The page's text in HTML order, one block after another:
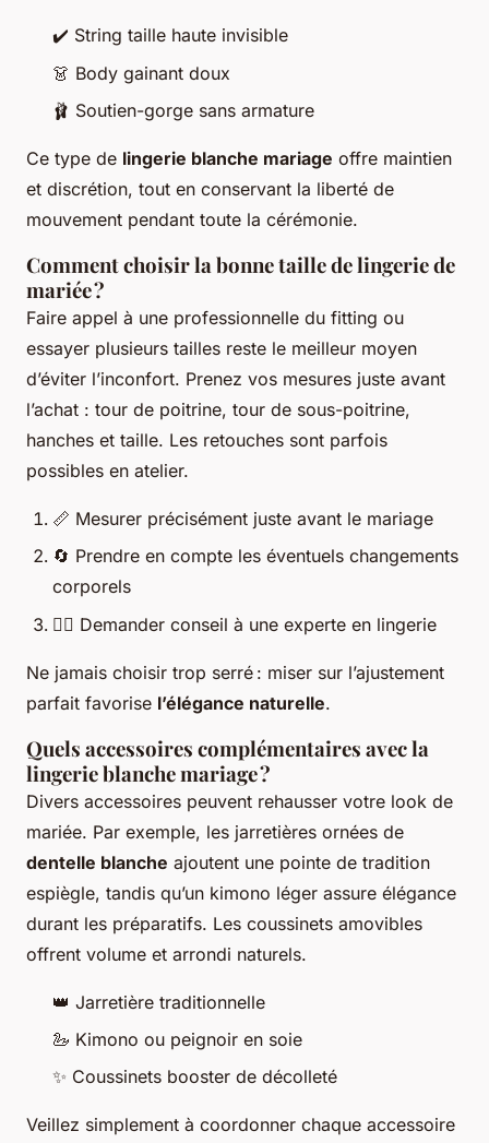
✔️ String taille haute invisible
👗 Body gainant doux
🩰 Soutien-gorge sans armature
Ce type de lingerie blanche mariage offre maintien
et discrétion, tout en conservant la liberté de
mouvement pendant toute la cérémonie.
Comment choisir la bonne taille de lingerie de
mariée ?
Faire appel à une professionnelle du fitting ou
essayer plusieurs tailles reste le meilleur moyen
d’éviter l’inconfort. Prenez vos mesures juste avant
l’achat : tour de poitrine, tour de sous-poitrine,
hanches et taille. Les retouches sont parfois
possibles en atelier.
📏 Mesurer précisément juste avant le mariage
🔄 Prendre en compte les éventuels changements
corporels
🙋‍♀️ Demander conseil à une experte en lingerie
Ne jamais choisir trop serré : miser sur l’ajustement
parfait favorise l’élégance naturelle.
Quels accessoires complémentaires avec la
lingerie blanche mariage ?
Divers accessoires peuvent rehausser votre look de
mariée. Par exemple, les jarretières ornées de
dentelle blanche ajoutent une pointe de tradition
espiègle, tandis qu’un kimono léger assure élégance
durant les préparatifs. Les coussinets amovibles
offrent volume et arrondi naturels.
👑 Jarretière traditionnelle
🦢 Kimono ou peignoir en soie
✨ Coussinets booster de décolleté
Veillez simplement à coordonner chaque accessoire